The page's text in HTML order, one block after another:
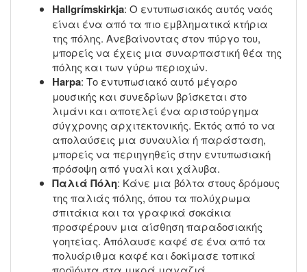
Hallgrímskirkja: Ο εντυπωσιακός αυτός ναός
είναι ένα από τα πιο εμβληματικά κτήρια
της πόλης. Ανεβαίνοντας στον πύργο του,
μπορείς να έχεις μια συναρπαστική θέα της
πόλης και των γύρω περιοχών.
Harpa: Το εντυπωσιακό αυτό μέγαρο
μουσικής και συνεδρίων βρίσκεται στο
λιμάνι και αποτελεί ένα αριστούργημα
σύγχρονης αρχιτεκτονικής. Εκτός από το να
απολαύσεις μια συναυλία ή παράσταση,
μπορείς να περιηγηθείς στην εντυπωσιακή
πρόσοψη από γυαλί και χάλυβα.
Παλιά Πόλη: Κάνε μια βόλτα στους δρόμους
της παλιάς πόλης, όπου τα πολύχρωμα
σπιτάκια και τα γραφικά σοκάκια
προσφέρουν μια αίσθηση παραδοσιακής
γοητείας. Απόλαυσε καφέ σε ένα από τα
πολυάριθμα καφέ και δοκίμασε τοπικά